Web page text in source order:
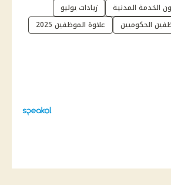
الخدمة المدنية
زيادات يوليو
الحكوميين
علاوة الموظفين 2025